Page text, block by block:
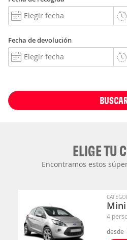
Fecha de devolución
ELIGE TU
Encontramos estos
Mini
4
desde